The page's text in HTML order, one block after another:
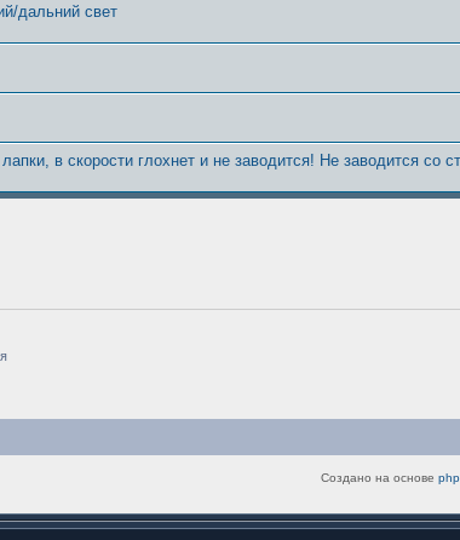
дальний свет
в скорости глохнет и не заводится! Не заводится со
Создано на основе